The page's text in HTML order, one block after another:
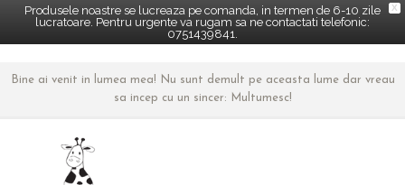
X
Produsele noastre se lucreaza pe comanda, in termen de 6-10 zile
lucratoare. Pentru urgente va rugam sa ne contactati telefonic:
0751439841.
Bine ai venit in lumea mea! Nu sunt demult pe aceasta lume dar vreau
sa incep cu un sincer: Multumesc!